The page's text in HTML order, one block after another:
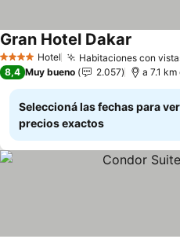
4 EstrellasHotel Habitaciones con
Gran Hotel Dakar
8,4 Muy bueno 2.057 a 7.1
Seleccioná las fechas para
precios exactos